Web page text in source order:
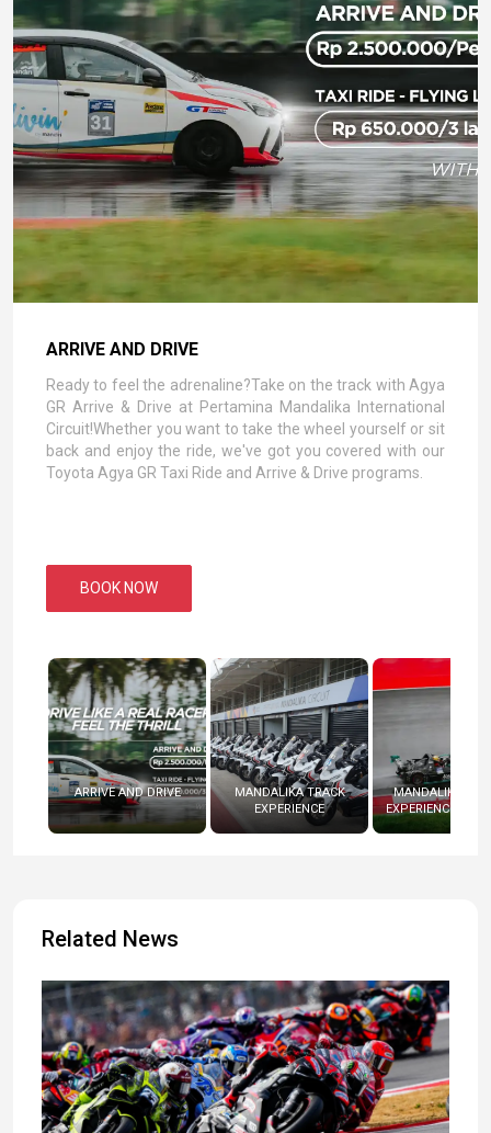
ARRIVE AND DRIVE
Ready to feel the adrenaline?Take on the track with Agya
GR Arrive & Drive at Pertamina Mandalika International
Circuit!Whether you want to take the wheel yourself or sit
back and enjoy the ride, we've got you covered with our
Toyota Agya GR Taxi Ride and Arrive & Drive programs.
BOOK NOW
ARRIVE AND DRIVE
MANDALIKA TRACK
EXPERIENCE
MANDALIKA
EXPERIENCE
Related News